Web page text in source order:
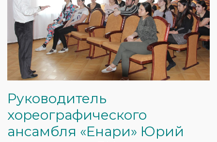
Руководитель
хореографического
ансамбля «Енари» Юрий